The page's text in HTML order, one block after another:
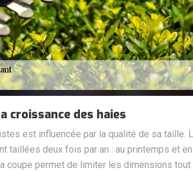
croissance des haies
est influencée par la qualité de sa taille.
taillées deux fois par an : au printemps et en
coupe permet de limiter les dimensions tout